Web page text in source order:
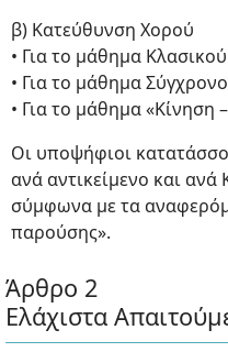
β) Κατεύθυνση Χορού
• Για το μάθημα
• Για το μάθημα
• Για το μάθημα «Κίνηση
Οι υποψήφιοι
ανά αντικείμενο και ανά
σύμφωνα με τα
παρούσης».
Άρθρο 2
Ελάχιστα